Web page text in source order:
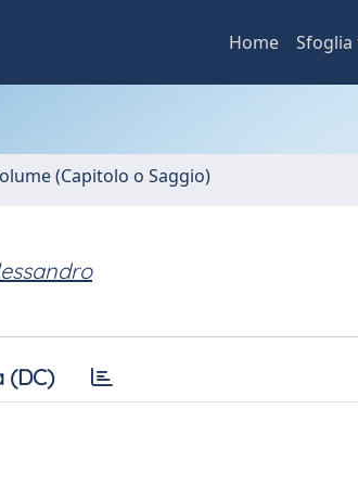
Home Sfoglia
(Capitolo o Saggio)
(DC)